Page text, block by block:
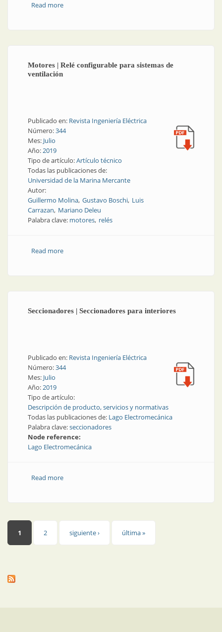
Read moreabout Cables y conductores | Conexión para
Motores | Relé configurable para sistemas de
ventilación
Publicado en: Revista Ingeniería Eléctrica
Número:344
Mes: Julio
Año:2019
Tipo de artículo:Artículo técnico
Todas las publicaciones de:
Universidad de la Marina Mercante
Autor:
Guillermo Molina Gustavo Boschi Luis
Carrazan Mariano Deleu
Palabra clave: motores relés
Read moreabout Motores | Relé configurable para sistemas de
Seccionadores | Seccionadores para interiores
Publicado en: Revista Ingeniería Eléctrica
Número:344
Mes: Julio
Año:2019
Tipo de artículo:
Descripción de producto, servicios y normativas
Todas las publicaciones de: Lago Electromecánica
Palabra clave:seccionadores
Node reference:
Lago Electromecánica
Read moreabout Seccionadores | Seccionadores para interiores
Páginas
1 2 siguiente › última »